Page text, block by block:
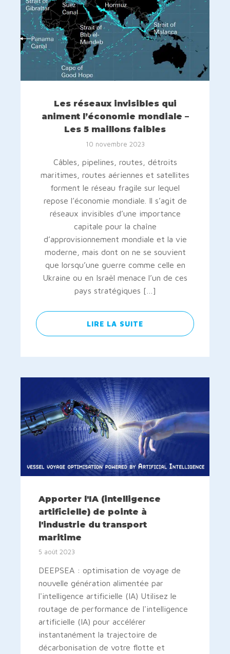
Les réseaux invisibles qui
animent l’économie mondiale –
Les 5 maillons faibles
10 novembre 2023
Câbles, pipelines, routes, détroits
maritimes, routes aériennes et satellites
forment le réseau fragile sur lequel
repose l’économie mondiale. Il s’agit de
réseaux invisibles d’une importance
capitale pour la chaîne
d’approvisionnement mondiale et la vie
moderne, mais dont on ne se souvient
que lorsqu’une guerre comme celle en
Ukraine ou en Israël menace l’un de ces
pays stratégiques […]
LIRE LA SUITE
Apporter l'IA (intelligence
artificielle) de pointe à
l'industrie du transport
maritime
5 août 2023
DEEPSEA : optimisation de voyage de
nouvelle génération alimentée par
l'intelligence artificielle (IA) Utilisez le
routage de performance de l'intelligence
artificielle (IA) pour accélérer
instantanément la trajectoire de
décarbonisation de votre flotte et